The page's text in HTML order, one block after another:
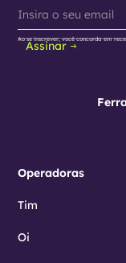
Assinar
Ao se inscrever, você concorda em
Operadoras
Tim
Oi